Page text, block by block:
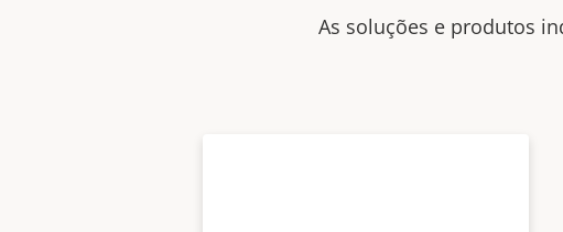
As soluções e produtos